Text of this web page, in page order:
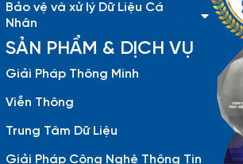
Bảo vệ và xử lý Dữ Liệu Cá
Nhân
SẢN PHẨM & DỊCH VỤ
Giải Pháp Thông Minh
Viễn Thông
Trung Tâm Dữ Liệu
Giải Pháp Công Nghệ Thông Tin